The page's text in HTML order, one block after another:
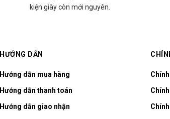
kiện giày còn mới nguyên.
HƯỚNG DẪN
Hướng dẫn mua hàng
Hướng dẫn thanh toán
Hướng dẫn giao nhận